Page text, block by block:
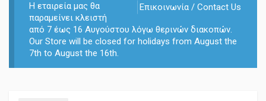
Επικοινωνία / Contact Us
Η εταιρεία μας θα
παραμείνει κλειστή
από 7 έως 16 Αυγούστου λόγω θερινών διακοπών.
Our Store will be closed for holidays from August the
7th to August the 16th.